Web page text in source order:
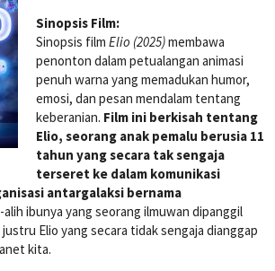
Sinopsis Film:
Sinopsis film Elio (2025)membawa
penonton dalam petualangan animasi
penuh warna yang memadukan humor,
emosi, dan pesan mendalam tentang
keberanian. Film ini berkisah tentang
Elio, seorang anak pemalu berusia 11
tahun yang secara tak sengaja
terseret ke dalam komunikasi
antargalaksi bernama
alih ibunya yang seorang ilmuwan dipanggil
Elio yang secara tidak sengaja dianggap
kita.